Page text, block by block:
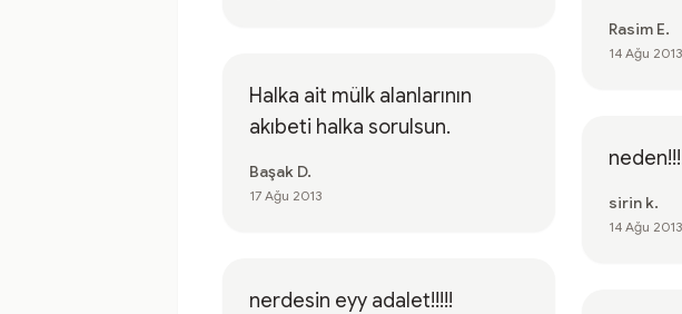
Halka ait mülk alanlarının
akıbeti halka sorulsun.
Başak D.
17 Ağu 2013
nerdesin eyy adalet!!!!!
Rasim E.
14 Ağu 2013
sirin k.
14 Ağu 2013